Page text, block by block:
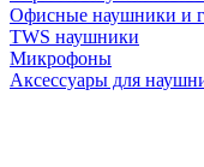
Офисные наушники и
TWS наушники
Микрофоны
Аксессуары для